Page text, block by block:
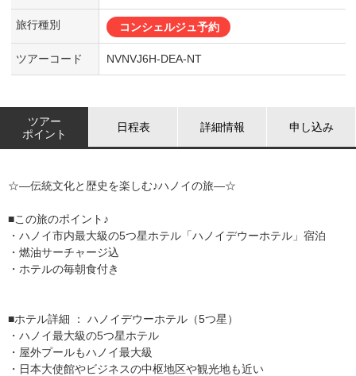
旅行種別 コンシェルジュ予約
ツアーコード NVNVJ6H-DEA-NT
ツアー
ポイント
日程表 詳細情報 申し込み
☆―伝統文化と歴史を楽しむ♪ハノイの旅―☆
■この旅のポイント♪
・ハノイ市内最大級の5つ星ホテル「ハノイデウーホテル」宿泊
・燃油サーチャージ込
・ホテルの毎朝食付き
■ホテル詳細 ： ハノイデウーホテル（5つ星）
・ハノイ最大級の5つ星ホテル
・屋外プールもハノイ最大級
・日本大使館やビジネスの中枢地区や観光地も近い